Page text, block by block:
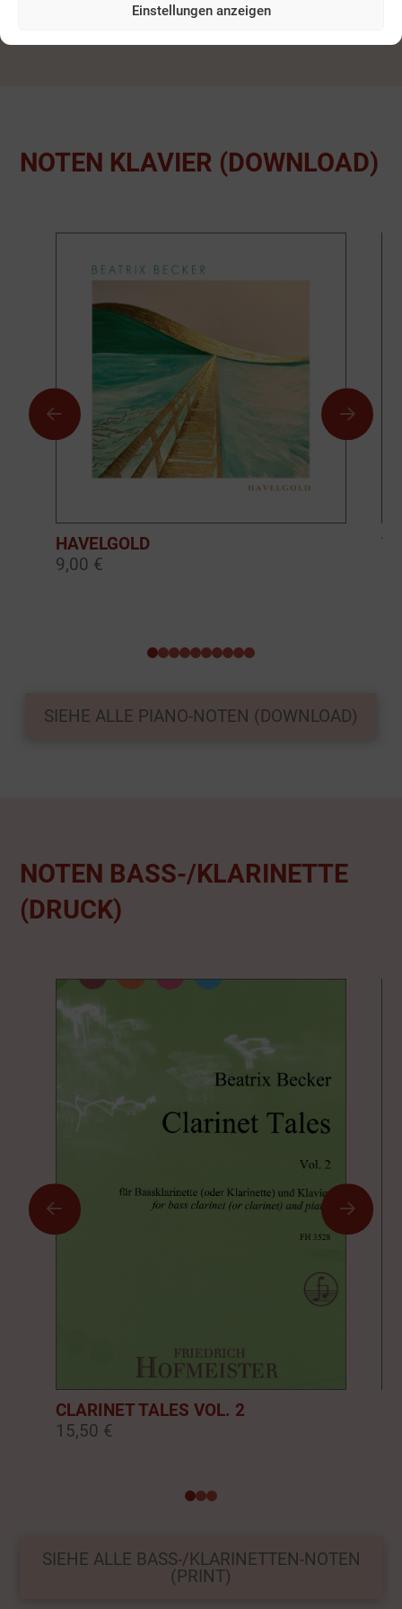
Einstellungen anzeigen
(DOWNLOAD)
NOTEN KLAVIER (DOWNLOAD)
HAVELGOLD
9,00 €
0123456789
SIEHE ALLE PIANO-NOTEN (DOWNLOAD)
NOTEN BASS-/KLARINETTE
(DRUCK)
CLARINET TALES VOL. 2
15,50 €
012
SIEHE ALLE BASS-/KLARINETTEN-NOTEN
(PRINT)